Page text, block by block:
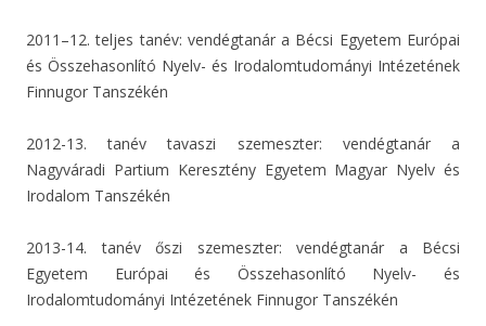
2011–12. teljes tanév: vendégtanár a Bécsi Egyetem Európai
és Összehasonlító Nyelv- és Irodalomtudományi Intézetének
Finnugor Tanszékén
2012-13. tanév tavaszi szemeszter: vendégtanár a
Nagyváradi Partium Keresztény Egyetem Magyar Nyelv és
Irodalom Tanszékén
2013-14. tanév őszi szemeszter: vendégtanár a Bécsi
Egyetem Európai és Összehasonlító Nyelv- és
Irodalomtudományi Intézetének Finnugor Tanszékén